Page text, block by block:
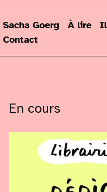
Sacha Goerg À lire
Contact
En cours